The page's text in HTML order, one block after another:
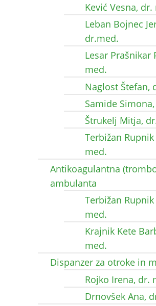
Kević Vesna, dr.
Leban Bojnec
dr.med.
Lesar Prašnikar
med.
Naglost Štefan,
Samide
Štrukelj Mitja,
Terbižan
med.
Antikoagulantna
ambulanta
Terbižan
med.
Krajnik Kete
med.
Dispanzer za otroke in
Rojko Irena, dr.
Drnovšek Ana,